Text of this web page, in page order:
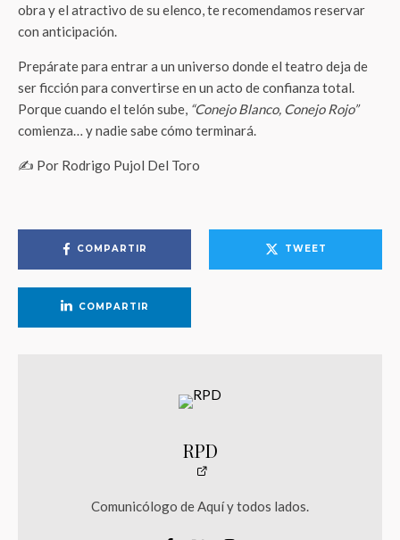
obra y el atractivo de su elenco, te recomendamos reservar
con anticipación.
Prepárate para entrar a un universo donde el teatro deja de
ser ficción para convertirse en un acto de confianza total.
Porque cuando el telón sube, “Conejo Blanco, Conejo Rojo”
comienza… y nadie sabe cómo terminará.
✍️ Por Rodrigo Pujol Del Toro
COMPARTIR TWEET
COMPARTIR
RPD
Comunicólogo de Aquí y todos lados.